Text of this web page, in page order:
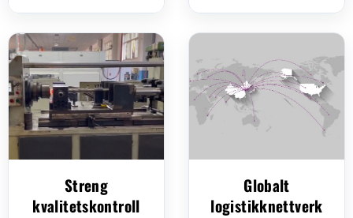
Streng
kvalitetskontroll
Globalt
logistikknettverk